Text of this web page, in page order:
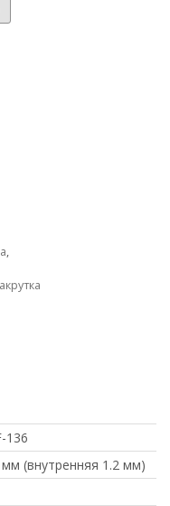
,
136
(внутренняя 1.2 мм)